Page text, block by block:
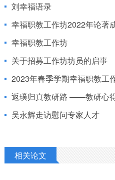
刘幸福语录
幸福职教工作坊2022年论著
幸福职教工作坊
关于招募工作坊坊员的启事
2023年春季学期幸福职教工
返璞归真教研路 ——教研心
吴永辉走访慰问专家人才
相关论文